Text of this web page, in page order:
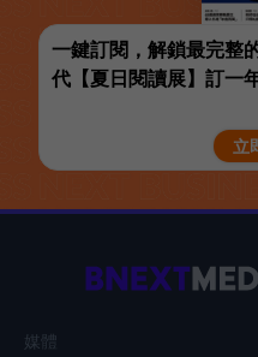
一鍵訂閱，解鎖最完整
代【夏日閱讀展】訂一
立
媒體